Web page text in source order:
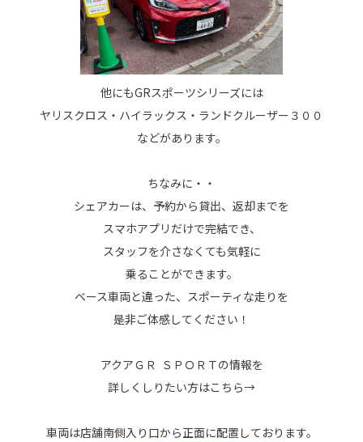
他にもGRスポーツシリーズには
ヤリスクロス・ハイラックス・ランドクルーザー３００
などがあります。
ちなみに・・
シェアカーは、予約から貸出、返却までを
スマホアプリだけで完結でき、
スタッフを介さなくても気軽に
乗ることができます。
ベース車両と違った、スポーティな走りを
是非ご体感してください！
アクアＧＲ ＳＰＯＲＴの情報を
詳しくしりたい方はこちら→
車両は店舗南側入り口から正面に配置しております。